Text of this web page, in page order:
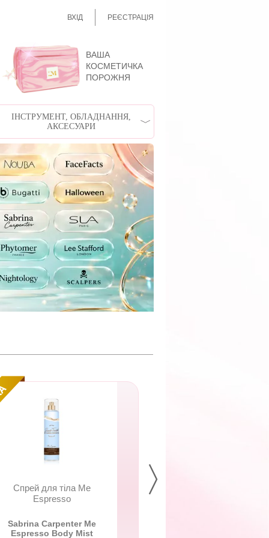
ВХІД РЕЄСТРАЦІЯ
ВАША
КОСМЕТИЧКА
ПОРОЖНЯ
ІНСТРУМЕНТ, ОБЛАДНАННЯ,
АКСЕСУАРИ
Спрей для тіла Me
Espresso
Sabrina Carpenter Me
Espresso Body Mist